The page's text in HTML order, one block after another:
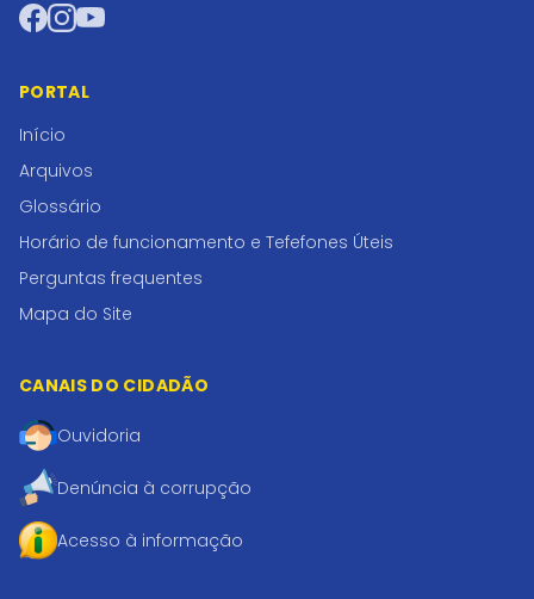
Facebook
Instagram
YouTube
PORTAL
Início
Arquivos
Glossário
Horário de funcionamento e Tefefones Úteis
Perguntas frequentes
Mapa do Site
CANAIS DO CIDADÃO
Ouvidoria
Denúncia à corrupção
Acesso à informação